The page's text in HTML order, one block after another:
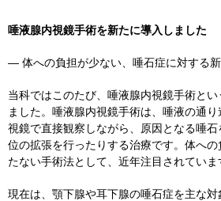
唾液腺内視鏡手術を新たに導入しました
― 体への負担が少ない、唾石症に対する
当科ではこのたび、唾液腺内視鏡手術と
ました。唾液腺内視鏡手術は、唾液の通
視鏡で直接観察しながら、原因となる唾
位の拡張を行ったりする治療です。体へ
たない手術法として、近年注目されていま
現在は、顎下腺や耳下腺の唾石症を主な